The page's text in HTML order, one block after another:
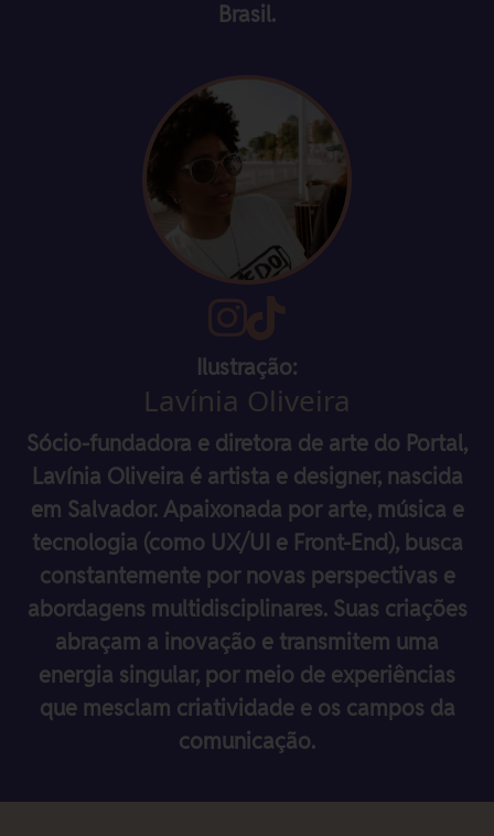
Brasil.
Ilustração:
Lavínia Oliveira
Sócio-fundadora e diretora de arte do Portal,
Lavínia Oliveira é artista e designer, nascida
em Salvador. Apaixonada por arte, música e
tecnologia (como UX/UI e Front-End), busca
constantemente por novas perspectivas e
abordagens multidisciplinares. Suas criações
abraçam a inovação e transmitem uma
energia singular, por meio de experiências
que mesclam criatividade e os campos da
comunicação.